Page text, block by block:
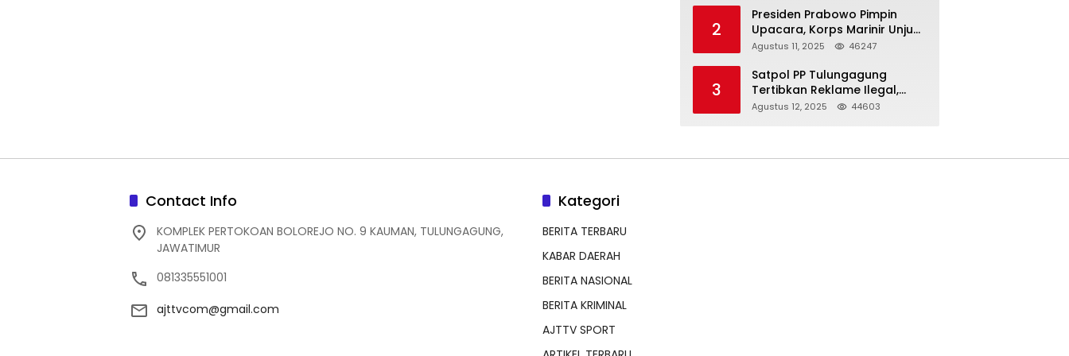
2
Presiden Prabowo Pimpin
Upacara, Korps Marinir Unjuk
Kekuatan dan Resmikan
Agustus 11, 2025 46247
3
Satpol PP Tulungagung
Tertibkan Reklame Ilegal,
Wujudkan Kota yang Rapi
Agustus 12, 2025 44603
Contact Info
KOMPLEK PERTOKOAN BOLOREJO NO. 9 KAUMAN, TULUNGAGUNG,
JAWATIMUR
081335551001
ajttvcom@gmail.com
Kategori
BERITA TERBARU
KABAR DAERAH
BERITA NASIONAL
BERITA KRIMINAL
AJTTV SPORT